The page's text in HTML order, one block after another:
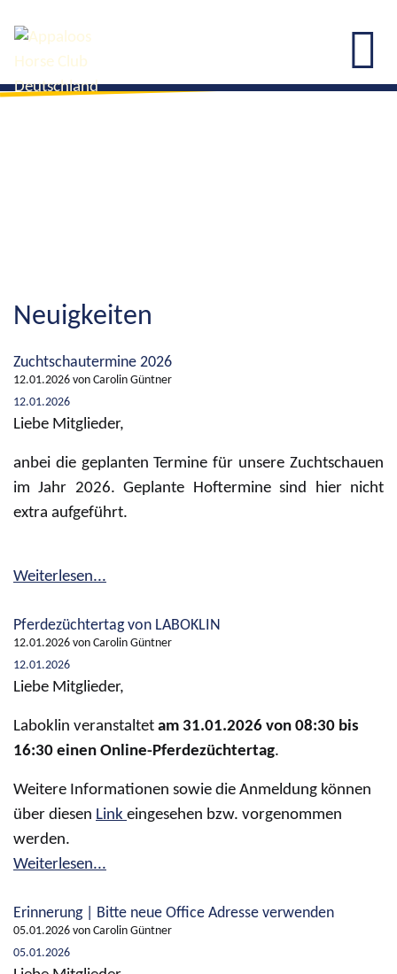
Neuigkeiten
Zuchtschautermine 2026
12.01.2026 von Carolin Güntner
12.01.2026
Liebe Mitglieder,
anbei die geplanten Termine für unsere Zuchtschauen
im Jahr 2026. Geplante Hoftermine sind hier nicht
extra aufgeführt.
Weiterlesen...
Pferdezüchtertag von LABOKLIN
12.01.2026 von Carolin Güntner
12.01.2026
Liebe Mitglieder,
Laboklin veranstaltet am 31.01.2026 von 08:30 bis
16:30 einen Online-Pferdezüchtertag.
Weitere Informationen sowie die Anmeldung können
über diesen Link eingesehen bzw. vorgenommen
werden.
Weiterlesen...
Erinnerung | Bitte neue Office Adresse verwenden
05.01.2026 von Carolin Güntner
05.01.2026